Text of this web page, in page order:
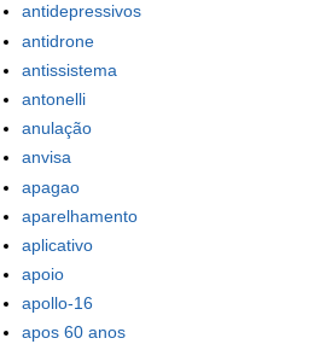
antidepressivos
antidrone
antissistema
antonelli
anulação
anvisa
apagao
aparelhamento
aplicativo
apoio
apollo-16
apos 60 anos